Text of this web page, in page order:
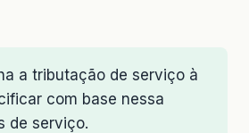
a tributação de serviço à
com base nessa
de serviço.